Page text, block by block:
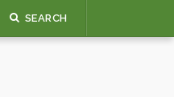
SEARCH